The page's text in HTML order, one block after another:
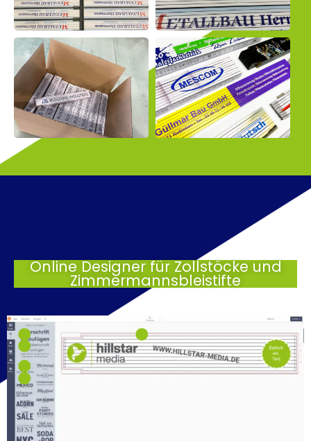
Online Designer für Zollstöcke und
Zimmermannsbleistifte